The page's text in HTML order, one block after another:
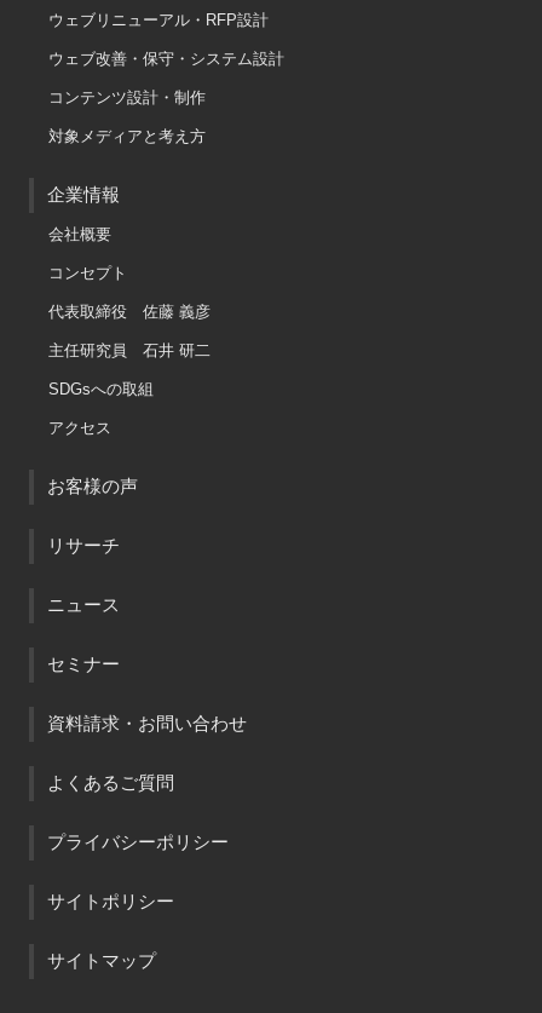
ウェブリニューアル・RFP設計
ウェブ改善・保守・システム設計
コンテンツ設計・制作
対象メディアと考え方
企業情報
会社概要
コンセプト
代表取締役 佐藤 義彦
主任研究員 石井 研二
SDGsへの取組
アクセス
お客様の声
リサーチ
ニュース
セミナー
資料請求・お問い合わせ
よくあるご質問
プライバシーポリシー
サイトポリシー
サイトマップ